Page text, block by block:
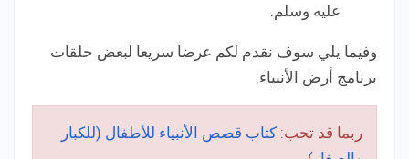
عليه وسلم.
وفيما يلي سوف نقدم لكم عرضا سريعا لبعض حلقات
برنامج أرض الأنبياء.
ربما قد تحب: كتاب قصص الأنبياء للأطفال (للكبار